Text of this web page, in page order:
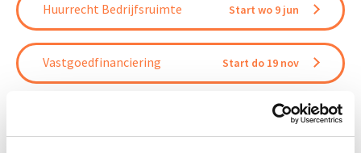
Huurrecht Bedrijfsruimte Start wo 9 jun
Vastgoedfinanciering Start do 19 nov
Start wo 7
apr